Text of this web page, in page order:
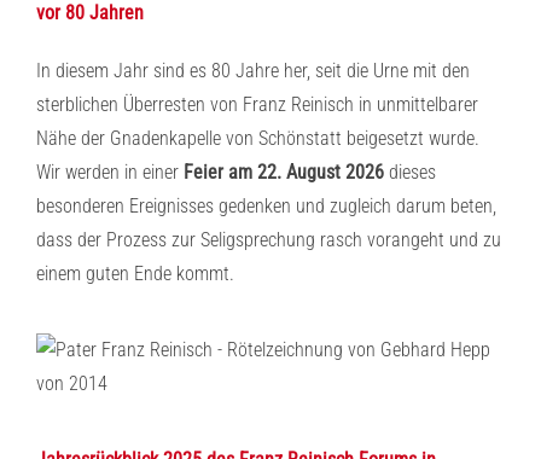
vor 80 Jahren
In diesem Jahr sind es 80 Jahre her, seit die Urne mit den
sterblichen Überresten von Franz Reinisch in unmittelbarer
Nähe der Gnadenkapelle von Schönstatt beigesetzt wurde.
Wir werden in einer Feier am 22. August 2026 dieses
besonderen Ereignisses gedenken und zugleich darum beten,
dass der Prozess zur Seligsprechung rasch vorangeht und zu
einem guten Ende kommt.